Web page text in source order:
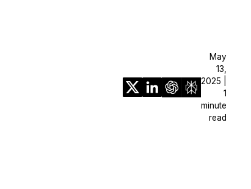
May
13,
2025 |
1
minute
read